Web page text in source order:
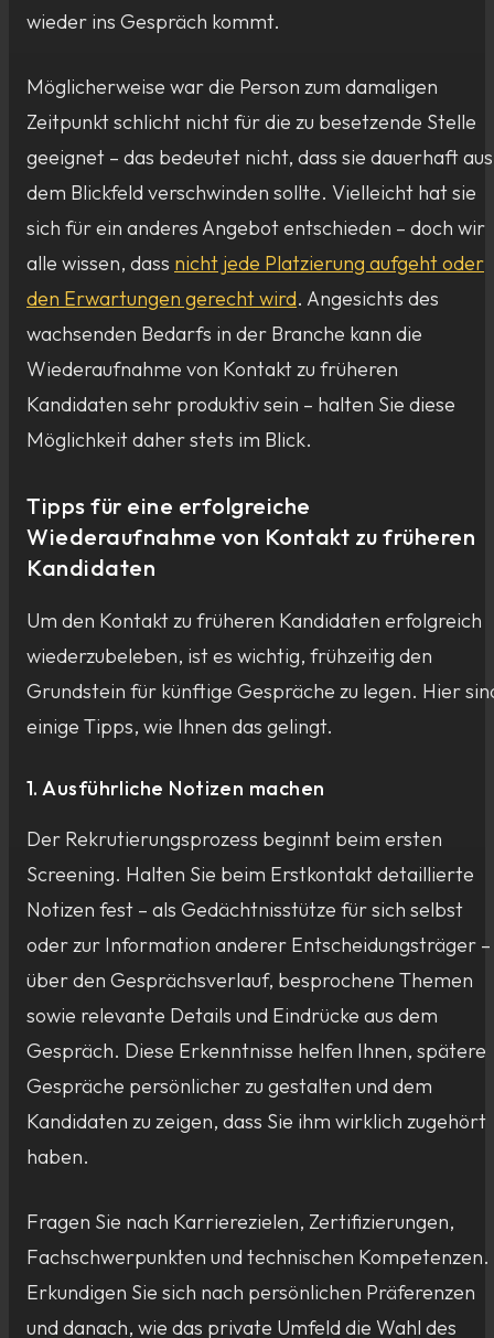
wieder ins Gespräch kommt.
Möglicherweise war die Person zum damaligen
Zeitpunkt schlicht nicht für die zu besetzende Stelle
geeignet – das bedeutet nicht, dass sie dauerhaft aus
dem Blickfeld verschwinden sollte. Vielleicht hat sie
sich für ein anderes Angebot entschieden – doch wir
alle wissen, dass nicht jede Platzierung aufgeht oder
den Erwartungen gerecht wird. Angesichts des
wachsenden Bedarfs in der Branche kann die
Wiederaufnahme von Kontakt zu früheren
Kandidaten sehr produktiv sein – halten Sie diese
Möglichkeit daher stets im Blick.
Tipps für eine erfolgreiche
Wiederaufnahme von Kontakt zu früheren
Kandidaten
Um den Kontakt zu früheren Kandidaten erfolgreich
wiederzubeleben, ist es wichtig, frühzeitig den
Grundstein für künftige Gespräche zu legen. Hier
einige Tipps, wie Ihnen das gelingt.
1. Ausführliche Notizen machen
Der Rekrutierungsprozess beginnt beim ersten
Screening. Halten Sie beim Erstkontakt detaillierte
Notizen fest – als Gedächtnisstütze für sich selbst
oder zur Information anderer Entscheidungsträger –
über den Gesprächsverlauf, besprochene Themen
sowie relevante Details und Eindrücke aus dem
Gespräch. Diese Erkenntnisse helfen Ihnen, spätere
Gespräche persönlicher zu gestalten und dem
Kandidaten zu zeigen, dass Sie ihm wirklich zugehört
haben.
Fragen Sie nach Karrierezielen, Zertifizierungen,
Fachschwerpunkten und technischen Kompetenzen.
Erkundigen Sie sich nach persönlichen Präferenzen
und danach, wie das private Umfeld die Wahl des